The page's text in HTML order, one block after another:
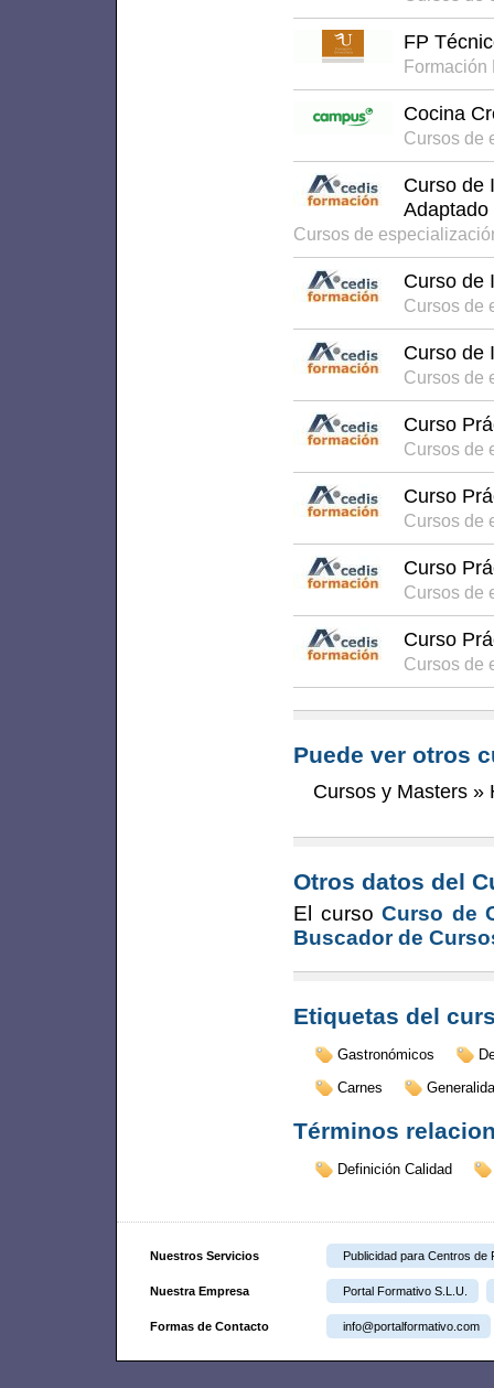
FP
Formación
Cocina
Cursos de
Curso de
Adaptado
Cursos de
Curso de
Cursos de
Curso de
Cursos de
Curso
Cursos de
Curso
Cursos de
Curso
Cursos de
Curso
Cursos de
Puede ver otros
Cursos y Masters »
Otros datos del
El cursoCurso de
Buscador de
Etiquetas del
Gastronómicos
Carnes
Términos
Definición Calidad
Nuestros Servicios Publicidad para Centros de
Nuestra Empresa Portal Formativo S.L.U.
Formas de Contacto info@portalformativo.com